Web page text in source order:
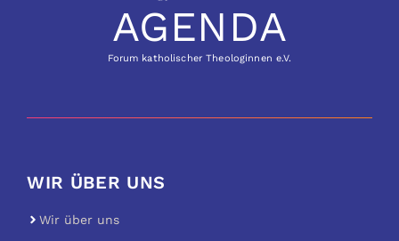
AGENDA
Forum katholischer Theologinnen e.V.
WIR ÜBER UNS
Wir über uns